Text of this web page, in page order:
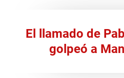
El llamado de
golpeó a